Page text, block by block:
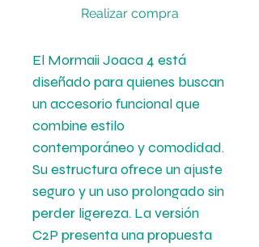
Realizar compra
El Mormaii Joaca 4 está
diseñado para quienes buscan
un accesorio funcional que
combine estilo
contemporáneo y comodidad.
Su estructura ofrece un ajuste
seguro y un uso prolongado sin
perder ligereza. La versión
C2P presenta una propuesta